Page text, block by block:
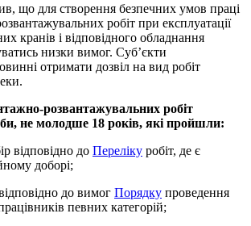
що для створення безпечних умов праці
робіт при експлуатації
кранів і відповідного обладнання
низки вимог. Суб’єкти
отримати дозвіл на вид робіт
розвантажувальних робіт
не молодше 18 років, які пройшли:
відповідно до Переліку робіт, де є
доборі;
до вимог Порядку проведення
певних категорій;